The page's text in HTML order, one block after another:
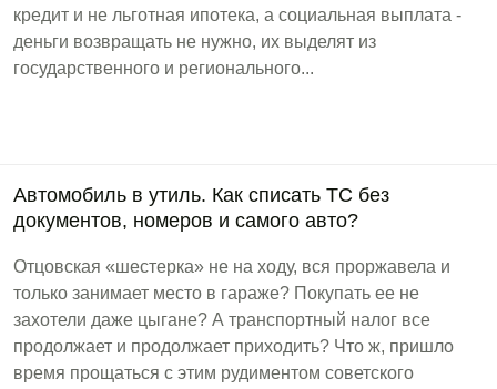
кредит и не льготная ипотека, а социальная выплата -
деньги возвращать не нужно, их выделят из
государственного и регионального...
Автомобиль в утиль. Как списать ТС без
документов, номеров и самого авто?
Отцовская «шестерка» не на ходу, вся проржавела и
только занимает место в гараже? Покупать ее не
захотели даже цыгане? А транспортный налог все
продолжает и продолжает приходить? Что ж, пришло
время прощаться с этим рудиментом советского